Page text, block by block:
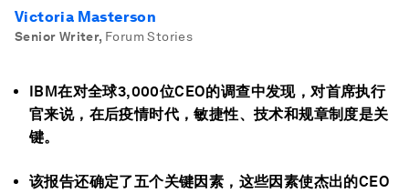
Victoria Masterson
Senior Writer, Forum Stories
IBM在对全球3,000位CEO的调查中发现，对首席执行
官来说，在后疫情时代，敏捷性、技术和规章制度是关
键。
该报告还确定了五个关键因素，这些因素使杰出的CEO